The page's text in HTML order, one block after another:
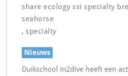
share ecology ssi specialty
seahorse
, specialty
Nieuws
Duikschool in2dive heeft een